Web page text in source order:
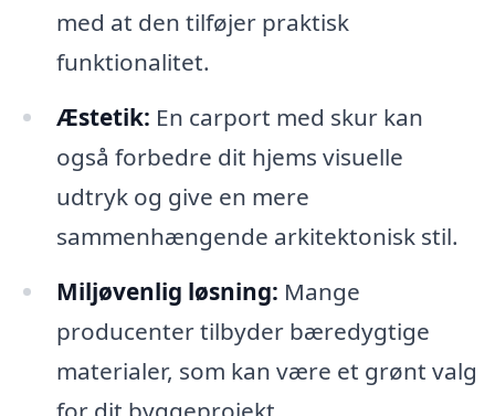
med at den tilføjer praktisk
funktionalitet.
Æstetik: En carport med skur kan
også forbedre dit hjems visuelle
udtryk og give en mere
sammenhængende arkitektonisk stil.
Miljøvenlig løsning: Mange
producenter tilbyder bæredygtige
materialer, som kan være et grønt valg